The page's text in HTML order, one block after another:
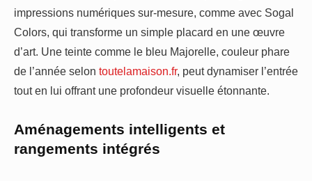
impressions numériques sur-mesure, comme avec Sogal
Colors, qui transforme un simple placard en une œuvre
d’art. Une teinte comme le bleu Majorelle, couleur phare
de l’année selon toutelamaison.fr, peut dynamiser l’entrée
tout en lui offrant une profondeur visuelle étonnante.
Aménagements intelligents et
rangements intégrés